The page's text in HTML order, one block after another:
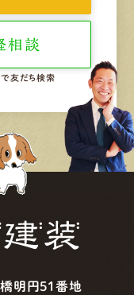
相談
友だち検索
明円51番地